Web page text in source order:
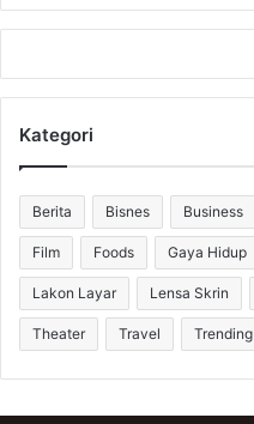
Kategori
Berita Bisnes Business
Film Foods Gaya Hidup
Lakon Layar Lensa Skrin
Theater Travel Trending